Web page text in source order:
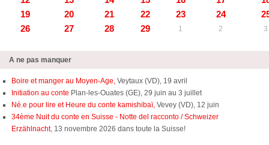
19
20 21 22 23 24
26
27 28 29 1 2 3
A ne pas manquer
Boire et manger au Moyen-Age, Veytaux (VD), 19 avril
Initiation au conte Plan-les-Ouates (GE), 29 juin au 3 juillet
Né.e pour lire et Heure du conte kamishibaï, Vevey (VD), 12 juin
34ème Nuit du conte en Suisse - Notte del racconto / Schweizer
Erzählnacht, 13 novembre 2026 dans toute la Suisse!